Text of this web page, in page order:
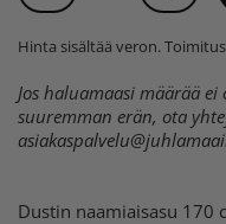
Hinta sisältää veron.
Jos haluamaasi määrää
suuremman erän, ota
Dustin naamiaisasu 170